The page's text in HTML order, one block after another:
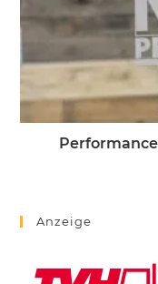
Anzeige